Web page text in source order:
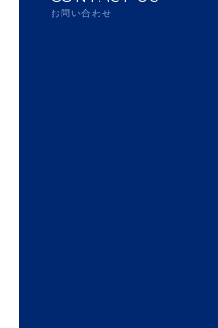
お問い合わせ